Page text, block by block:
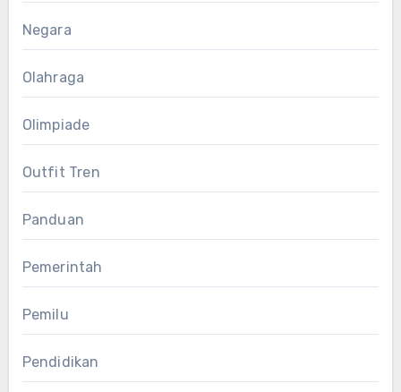
Negara
Olahraga
Olimpiade
Outfit Tren
Panduan
Pemerintah
Pemilu
Pendidikan